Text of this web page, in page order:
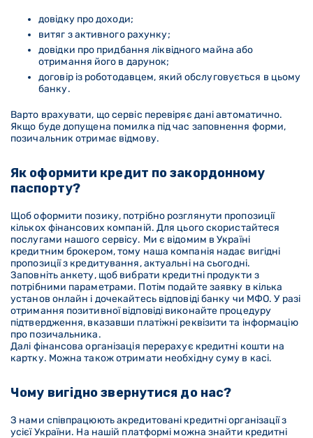
довідку про доходи;
витяг з активного рахунку;
довідки про придбання ліквідного майна або
отримання його в дарунок;
договір із роботодавцем, який обслуговується в цьому
банку.
Варто врахувати, що сервіс перевіряє дані автоматично.
Якщо буде допущена помилка під час заповнення форми,
позичальник отримає відмову.
Як оформити кредит по закордонному
паспорту?
Щоб оформити позику, потрібно розглянути пропозиції
кількох фінансових компаній. Для цього скористайтеся
послугами нашого сервісу. Ми є відомим в Україні
кредитним брокером, тому наша компанія надає вигідні
пропозиції з кредитування, актуальні на сьогодні.
Заповніть анкету, щоб вибрати кредитні продукти з
потрібними параметрами. Потім подайте заявку в кілька
установ онлайн і дочекайтесь відповіді банку чи МФО. У разі
отримання позитивної відповіді виконайте процедуру
підтвердження, вказавши платіжні реквізити та інформацію
про позичальника.
Далі фінансова організація перерахує кредитні кошти на
картку. Можна також отримати необхідну суму в касі.
Чому вигідно звернутися до нас?
З нами співпрацюють акредитовані кредитні організації з
усієї України. На нашій платформі можна знайти кредитні